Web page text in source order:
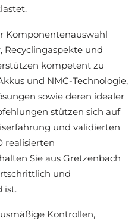
Komponentenauswahl
Recyclingaspekte und
kompetent zu
und NMC-Technologie,
sowie deren idealer
stützen sich auf
und validierten
realisierten
Sie aus Gretzenbach
und
ist.
Kontrollen,